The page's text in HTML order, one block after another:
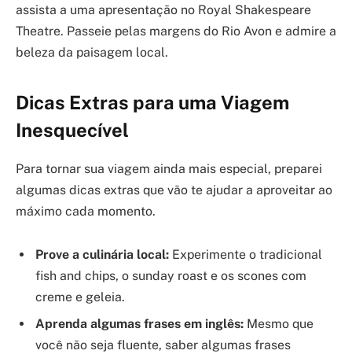
assista a uma apresentação no Royal Shakespeare
Theatre. Passeie pelas margens do Rio Avon e admire a
beleza da paisagem local.
Dicas Extras para uma Viagem
Inesquecível
Para tornar sua viagem ainda mais especial, preparei
algumas dicas extras que vão te ajudar a aproveitar ao
máximo cada momento.
Prove a culinária local: Experimente o tradicional
fish and chips, o sunday roast e os scones com
creme e geleia.
Aprenda algumas frases em inglês: Mesmo que
você não seja fluente, saber algumas frases